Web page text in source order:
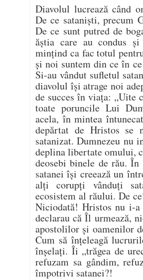
Diavolul lucrează când
De ce sataniști, precum
De ce sunt putred de
ăștia care au condus
mințind ca fac totul
și noi suntem din ce în
Si-au vândut sufletul
diavolul își atrage noi
de succes în viața: „Uite
toate poruncile Lui
acela, în mintea
depărtat de Hristos se
satanizat. Dumnezeu nu
deplina libertate omului,
deosebi binele de rău.
satanei își creează un
alți corupți vânduți
ecosistem al răului. De
Niciodată! Hristos nu i-
declarau că Îl urmează,
apostolilor și oamenilor
Cum să înțeleagă
înșelați. Îi „trăgea de
refuzam sa gândim,
împotrivi satanei?!